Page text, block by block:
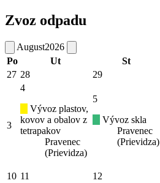
Zvoz odpadu
August2026
Po
Ut St
27 28 29
3
4
Vývoz plastov,
kovov a obalov z
tetrapakov
Pravenec
(Prievidza)
5
Vývoz skla
Pravenec
(Prievidza)
10 11 12